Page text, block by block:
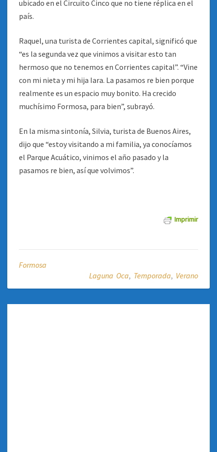
ubicado en el Circuito Cinco que no tiene réplica en el
país.
Raquel, una turista de Corrientes capital, significó que
“es la segunda vez que vinimos a visitar esto tan
hermoso que no tenemos en Corrientes capital”. “Vine
con mi nieta y mi hija Iara. La pasamos re bien porque
realmente es un espacio muy bonito. Ha crecido
muchísimo Formosa, para bien”, subrayó.
En la misma sintonía, Silvia, turista de Buenos Aires,
dijo que “estoy visitando a mi familia, ya conocíamos
el Parque Acuático, vinimos el año pasado y la
pasamos re bien, así que volvimos”.
Imprimir
Formosa
Laguna Oca, Temporada, Verano